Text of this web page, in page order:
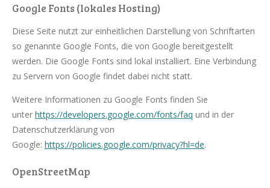
Google Fonts (lokales Hosting)
Diese Seite nutzt zur einheitlichen Darstellung von Schriftarten
so genannte Google Fonts, die von Google bereitgestellt
werden. Die Google Fonts sind lokal installiert. Eine Verbindung
zu Servern von Google findet dabei nicht statt.
Weitere Informationen zu Google Fonts finden Sie
unter https://developers.google.com/fonts/faq und in der
Datenschutzerklärung von
Google: https://policies.google.com/privacy?hl=de.
OpenStreetMap